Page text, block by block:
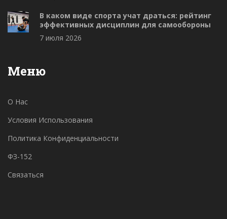
В каком виде спорта учат драться: рейтинг
эффективных дисциплин для самообороны
7 июля 2026
Меню
О Нас
Условия Использования
Политика Конфиденциальности
ФЗ-152
Связаться